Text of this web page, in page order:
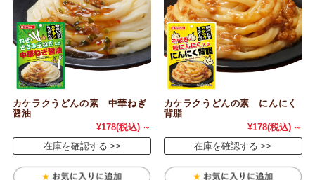
カケラクうどんの素 中華ねぎ
醤油
¥178(税込) ～
在庫を確認する
カケラクうどんの素 にんにく
背脂
¥178(税込) ～
在庫を確認する